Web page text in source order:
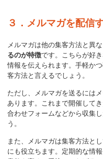
３．メルマガを配信
メルマガは他の集客方法と異な
るのが特徴です。こちらが好
情報を伝えられます。手軽か
客方法と言えるでしょう。
ただし、メルマガを送るには
あります。これまで開催して
合わせフォームなどから収集
う。
また、メルマガは集客方法と
にも役立ちます。定期的な情